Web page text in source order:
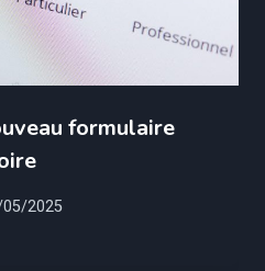
formulaire
2025